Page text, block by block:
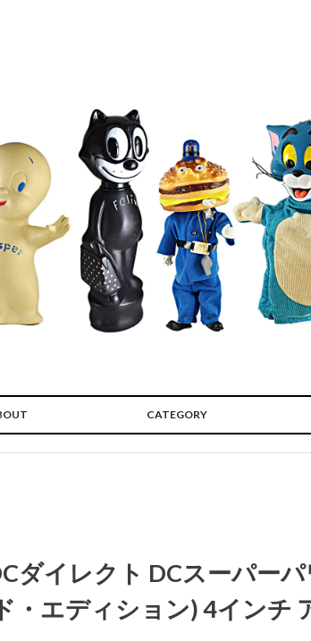
CATEGORY
ダイレクト DCスーパー
・エディション) 4インチ